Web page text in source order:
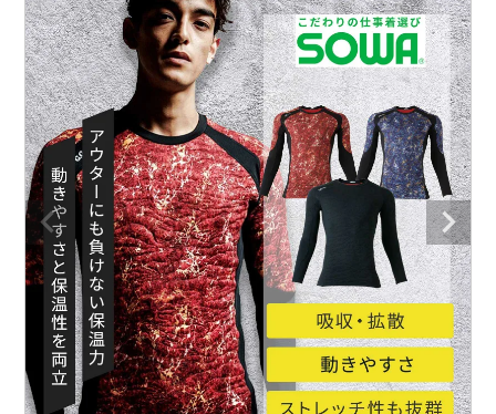
事務服・オフィスウェア
防寒着
作業用手袋
アウトドア・スポーツ
ワークスーツ
コンプレッションウェア
アシックス安全靴ランキング
ミズノ安全靴ランキング
作業着ランキング
アウトドアウェアランキング
つなぎランキング
空調服ランキング
アイズフロンティア TSDESIGN
寅壱 アイトス株式会社
コーコス ジーベック
クロダルマ 桑和
山田辰 クレヒフク
おたふく手袋 マック
大工・鳶作業服
農作業服
電気・設備作業服
配達・営業作業服
自動車整備士作業服
DIY・日曜大工作業服